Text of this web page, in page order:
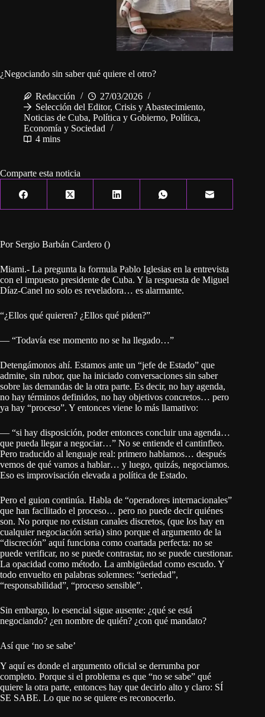
¿Negociando sin saber qué quiere el otro?
Redacción
27/03/2026
Selección del Editor, Crisis y Abastecimiento,
Noticias de Cuba, Política y Gobierno, Política,
Economía y Sociedad
4 mins
Comparte esta noticia
Por Sergio Barbán Cardero ()
Miami.- La pregunta la formula Pablo Iglesias en la entrevista
con el impuesto presidente de Cuba. Y la respuesta de Miguel
Díaz-Canel no solo es reveladora… es alarmante.
“¿Ellos qué quieren? ¿Ellos qué piden?”
— “Todavía ese momento no se ha llegado…”
Detengámonos ahí. Estamos ante un “jefe de Estado” que
admite, sin rubor, que ha iniciado conversaciones sin saber
sobre las demandas de la otra parte. Es decir, no hay agenda,
no hay términos definidos, no hay objetivos concretos… pero
ya hay “proceso”. Y entonces viene lo más llamativo:
— “si hay disposición, poder entonces concluir una agenda…
que pueda llegar a negociar…” No se entiende el cantinfleo.
Pero traducido al lenguaje real: primero hablamos… después
vemos de qué vamos a hablar… y luego, quizás, negociamos.
Eso es improvisación elevada a política de Estado.
Pero el guion continúa. Habla de “operadores internacionales”
que han facilitado el proceso… pero no puede decir quiénes
son. No porque no existan canales discretos, (que los hay en
cualquier negociación seria) sino porque el argumento de la
“discreción” aquí funciona como coartada perfecta: no se
puede verificar, no se puede contrastar, no se puede cuestionar.
La opacidad como método. La ambigüedad como escudo. Y
todo envuelto en palabras solemnes: “seriedad”,
“responsabilidad”, “proceso sensible”.
Sin embargo, lo esencial sigue ausente: ¿qué se está
negociando? ¿en nombre de quién? ¿con qué mandato?
Así que ‘no se sabe’
Y aquí es donde el argumento oficial se derrumba por
completo. Porque si el problema es que “no se sabe” qué
quiere la otra parte, entonces hay que decirlo alto y claro: SÍ
SE SABE. Lo que no se quiere es reconocerlo.